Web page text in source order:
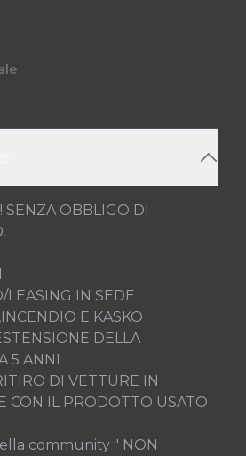
SENZA OBBLIGO DI
IN SEDE
E KASKO
DELLA
5 ANNI
DI VETTURE IN
CON IL PRODOTTO USATO
community " NON